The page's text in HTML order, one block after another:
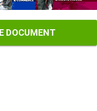
DOCUMENT